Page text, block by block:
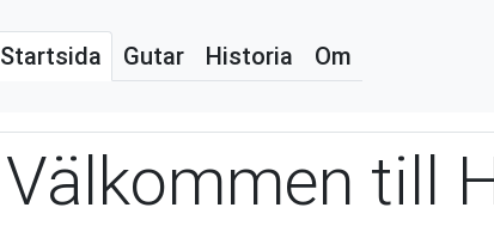
Startsida Gutar Historia Om
Välkommen till